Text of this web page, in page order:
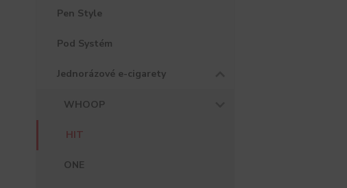
Pen Style
Pod Systém
Jednorázové e-cigarety
WHOOP
HIT
ONE